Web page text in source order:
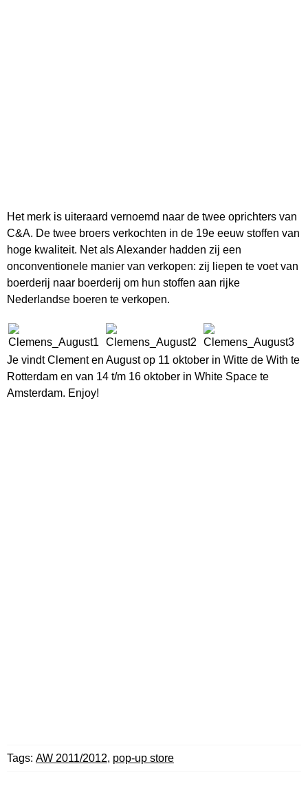
Het merk is uiteraard vernoemd naar de twee oprichters van
C&A. De twee broers verkochten in de 19e eeuw stoffen van
hoge kwaliteit. Net als Alexander hadden zij een
onconventionele manier van verkopen: zij liepen te voet van
boerderij naar boerderij om hun stoffen aan rijke
Nederlandse boeren te verkopen.
Je vindt Clement en August op 11 oktober in Witte de With te
Rotterdam en van 14 t/m 16 oktober in White Space te
Amsterdam. Enjoy!
Tags: AW 2011/2012, pop-up store